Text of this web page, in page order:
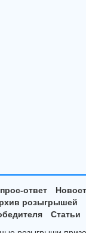
ответ
розыгрышей
Статьи